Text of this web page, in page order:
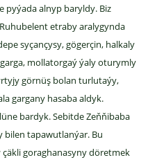
pyýada alnyp baryldy. Biz
etraby aralygynda
syçançysy, gögerçin, halkaly
mollatorgaý ýaly oturymly
görnüş bolan turlutaýy,
gargany hasaba aldyk.
bardyk. Sebitde Zeňňibaba
bilen tapawutlanýar. Bu
goraghanasyny döretmek